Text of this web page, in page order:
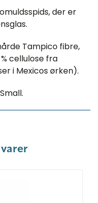
der er
Tampico fibre,
cellulose fra
i Mexicos ørken).